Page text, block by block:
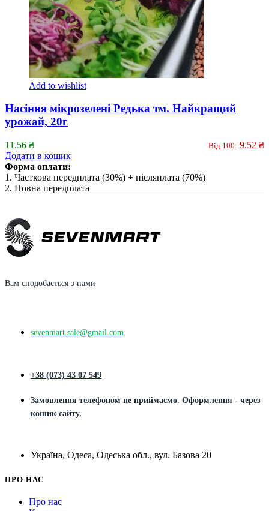
Add to wishlist
Насіння мікрозелені Редька тм. Найкращий
урожай, 20г
11.56 ₴ Від 100: 9.52 ₴
Додати в кошик
Форма оплати:
1. Часткова передплата (30%) + післяплата (70%)
2. Повна передплата
Вам сподобається з нами
sevenmart.sale@gmail.com
+38 (073) 43 07 549
Замовлення телефоном не приймаємо. Оформлення - через
кошик сайту.
Україна, Одеса, Одеська обл., вул. Базова 20
ПРО НАС
Про нас